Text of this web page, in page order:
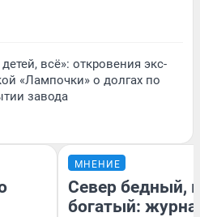
всё»: откровения экс-
«Лампочки» о долгах по
завода
МНЕНИЕ
Север бедный,
богатый: